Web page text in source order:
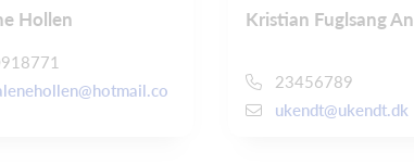
Hollen Kristian Fuglsang
23456789
ukendt@ukendt.dk